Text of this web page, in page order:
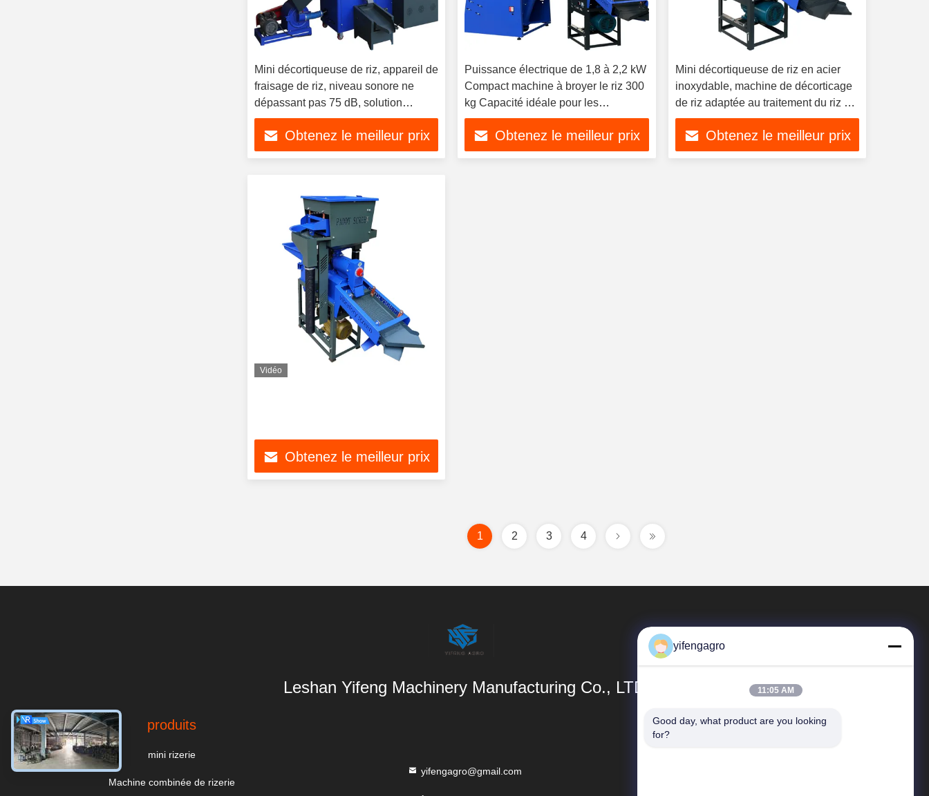
Mini décortiqueuse de riz, appareil de
fraisage de riz, niveau sonore ne
dépassant pas 75 dB, solution
compacte pour le traitement du riz à
petite échelle
Obtenez le meilleur prix
Puissance électrique de 1,8 à 2,2 kW
Compact machine à broyer le riz 300
kg Capacité idéale pour les
opérations de transformation
continue du riz
Obtenez le meilleur prix
Mini décortiqueuse de riz en acier
inoxydable, machine de décorticage
de riz adaptée au traitement du riz à
petite échelle et facile à utiliser
Obtenez le meilleur prix
Vidéo
Obtenez le meilleur prix
1 2 3 4
Leshan Yifeng Machinery Manufacturing Co., LTD
produits
mini rizerie
Machine combinée de rizerie
yifengagro@gmail.com
Liens rapides
yifengagro
11:05 AM
Good day, what product are you looking
for?